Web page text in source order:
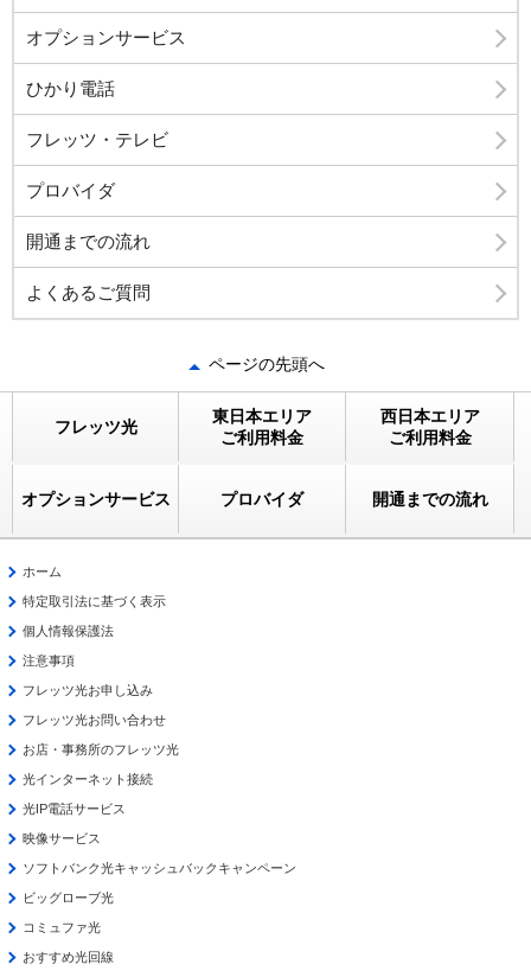
オプションサービス
ひかり電話
フレッツ・テレビ
プロバイダ
開通までの流れ
よくあるご質問
ページの先頭へ
フレッツ光
東日本エリア
ご利用料金
西日本エリア
ご利用料金
オプションサービス プロバイダ 開通までの流れ
ホーム
特定取引法に基づく表示
個人情報保護法
注意事項
フレッツ光お申し込み
フレッツ光お問い合わせ
お店・事務所のフレッツ光
光インターネット接続
光IP電話サービス
映像サービス
ソフトバンク光キャッシュバックキャンペーン
ビッグローブ光
コミュファ光
おすすめ光回線